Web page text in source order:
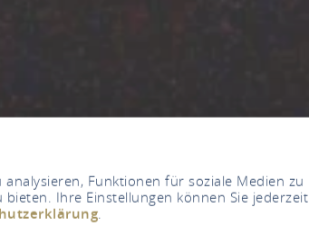
Funktionen für soziale Medien zu
Ihre Einstellungen können Sie jederzeit
.